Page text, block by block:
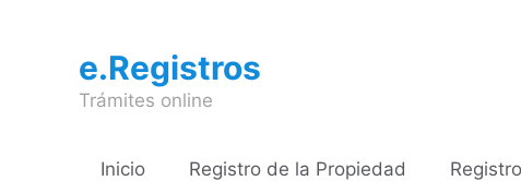
contenidoe.Registros
Trámites online
Inicio Registro de la Propiedad